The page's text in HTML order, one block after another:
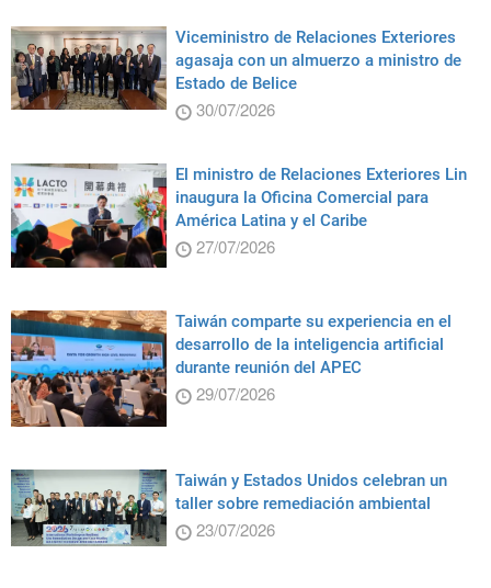
Viceministro de Relaciones Exteriores
agasaja con un almuerzo a ministro de
Estado de Belice
30/07/2026
El ministro de Relaciones Exteriores Lin
inaugura la Oficina Comercial para
América Latina y el Caribe
27/07/2026
Taiwán comparte su experiencia en el
desarrollo de la inteligencia artificial
durante reunión del APEC
29/07/2026
Taiwán y Estados Unidos celebran un
taller sobre remediación ambiental
23/07/2026